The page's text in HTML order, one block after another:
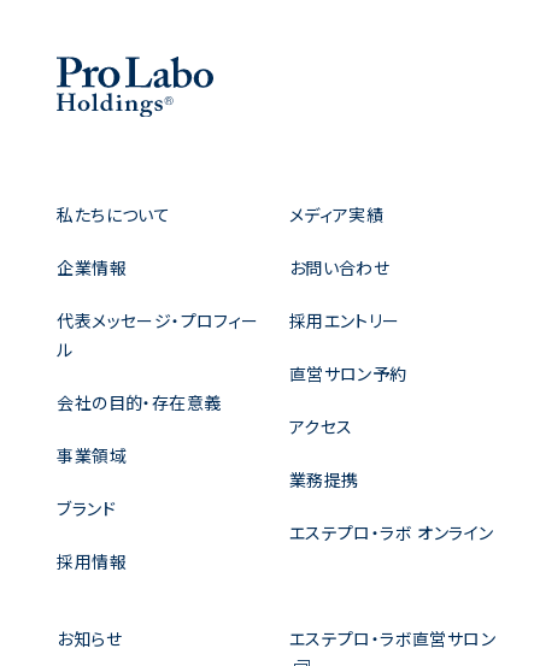
私たちについて
企業情報
代表メッセージ・プロフィー
ル
会社の目的・存在意義
事業領域
ブランド
採用情報
メディア実績
お問い合わせ
採用エントリー
直営サロン予約
アクセス
業務提携
エステプロ・ラボ オンライン
お知らせ エステプロ・ラボ直営サロン